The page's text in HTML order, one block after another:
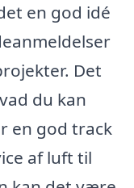
en god idé
Det
du kan
en god track
af luft til